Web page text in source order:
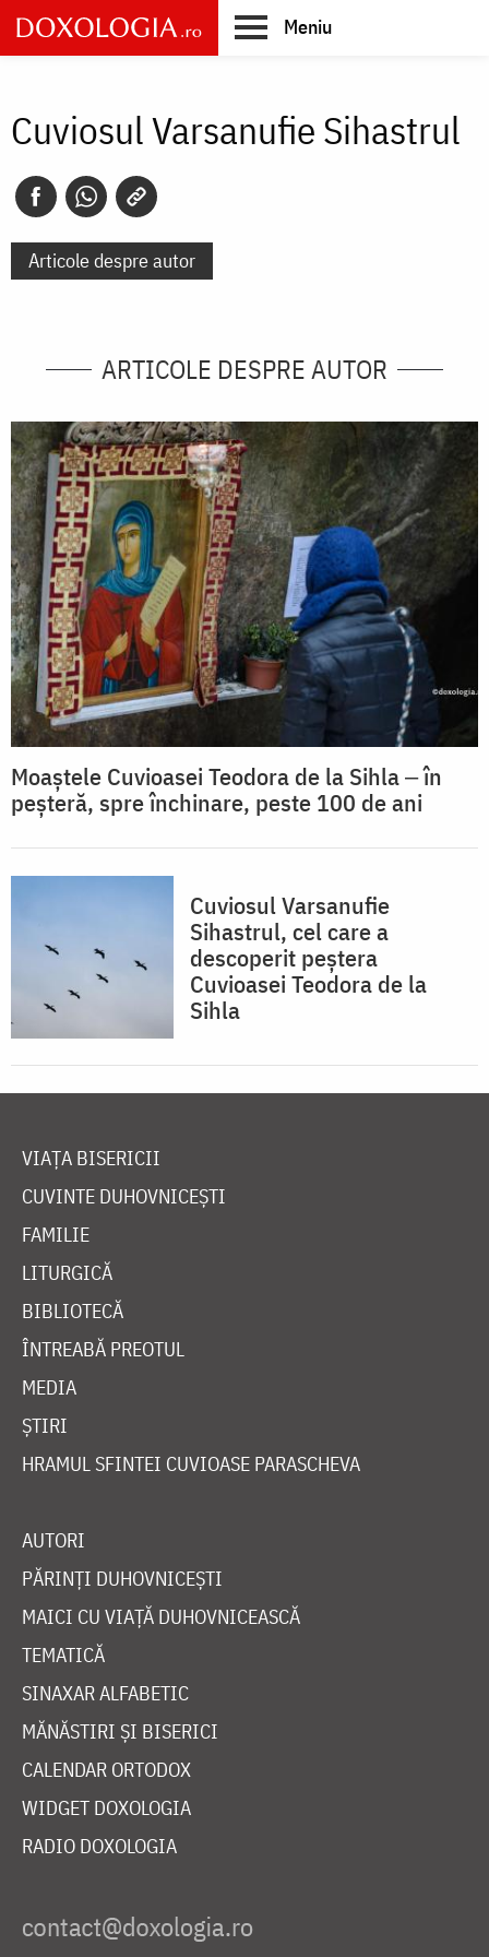
Skip
to
main
Meniu
Cuviosul Varsanufie Sihastrul
Articole despre autor
ARTICOLE DESPRE AUTOR
Moaștele Cuvioasei Teodora de la Sihla ‒ în
peșteră, spre închinare, peste 100 de ani
Cuviosul Varsanufie
Sihastrul, cel care a
descoperit peștera
Cuvioasei Teodora de la
Sihla
VIAȚA BISERICII
CUVINTE DUHOVNICEȘTI
FAMILIE
LITURGICĂ
BIBLIOTECĂ
ÎNTREABĂ PREOTUL
MEDIA
ȘTIRI
HRAMUL SFINTEI CUVIOASE PARASCHEVA
AUTORI
PĂRINȚI DUHOVNICEȘTI
MAICI CU VIAȚĂ DUHOVNICEASCĂ
TEMATICĂ
SINAXAR ALFABETIC
MĂNĂSTIRI ȘI BISERICI
CALENDAR ORTODOX
WIDGET DOXOLOGIA
RADIO DOXOLOGIA